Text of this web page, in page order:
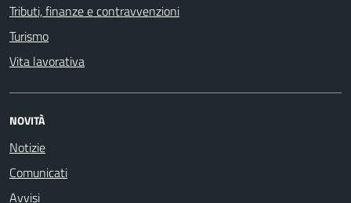
Tributi, finanze e contravvenzioni
Turismo
Vita lavorativa
NOVITÀ
Notizie
Comunicati
Avvisi